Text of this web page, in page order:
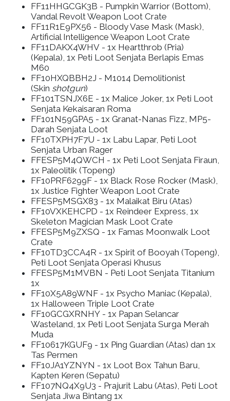
FF11HHGCGK3B - Pumpkin Warrior (Bottom),
Vandal Revolt Weapon Loot Crate
FF11R1E9PX56 - Bloody Vase Mask (Mask),
Artificial Intelligence Weapon Loot Crate
FF11DAKX4WHV - 1x Heartthrob (Pria)
(Kepala), 1x Peti Loot Senjata Berlapis Emas
M60
FF10HXQBBH2J - M1014 Demolitionist
(Skin shotgun)
FF101TSNJX6E - 1x Malice Joker, 1x Peti Loot
Senjata Kekaisaran Roma
FF101N59GPA5 - 1x Granat-Nanas Fizz, MP5-
Darah Senjata Loot
FF10TXPH7F7U - 1x Labu Lapar, Peti Loot
Senjata Urban Rager
FFESP5M4QWCH - 1x Peti Loot Senjata Firaun,
1x Paleolitik (Topeng)
FF10PRF6299F - 1x Black Rose Rocker (Mask),
1x Justice Fighter Weapon Loot Crate
FFESP5MSGX83 - 1x Malaikat Biru (Atas)
FF10VXKEHCPD - 1x Reindeer Express, 1x
Skeleton Magician Mask Loot Crate
FFESP5M9ZXSQ - 1x Famas Moonwalk Loot
Crate
FF10TD3CCA4R - 1x Spirit of Booyah (Topeng),
Peti Loot Senjata Operasi Khusus
FFESP5M1MVBN - Peti Loot Senjata Titanium
1x
FF10X5A89WNF - 1x Psycho Maniac (Kepala),
1x Halloween Triple Loot Crate
FF10GCGXRNHY - 1x Papan Selancar
Wasteland, 1x Peti Loot Senjata Surga Merah
Muda
FF10617KGUF9 - 1x Ping Guardian (Atas) dan 1x
Tas Permen
FF10JA1YZNYN - 1x Loot Box Tahun Baru,
Kapten Keren (Sepatu)
FF107NQ4X9U3 - Prajurit Labu (Atas), Peti Loot
Senjata Jiwa Bintang 1x